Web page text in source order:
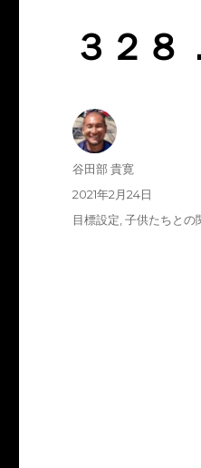
３２８
投
谷田部 貴寛
投
稿
2021年2月24日
カ
目標設定 ,子供たちとの